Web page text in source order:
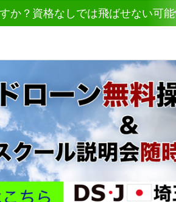
か？資格なしでは飛ばせない可能